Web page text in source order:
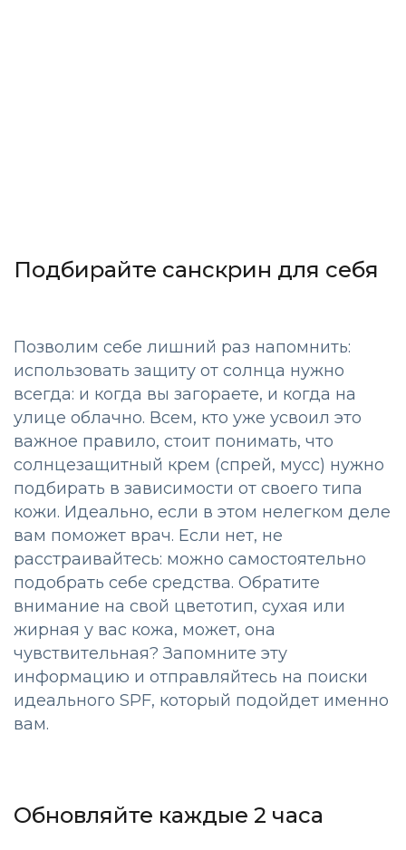
Подбирайте санскрин для себя
Позволим себе лишний раз напомнить:
использовать защиту от солнца нужно
всегда: и когда вы загораете, и когда на
улице облачно. Всем, кто уже усвоил это
важное правило, стоит понимать, что
солнцезащитный крем (спрей, мусс) нужно
подбирать в зависимости от своего типа
кожи. Идеально, если в этом нелегком деле
вам поможет врач. Если нет, не
расстраивайтесь: можно самостоятельно
подобрать себе средства. Обратите
внимание на свой цветотип, сухая или
жирная у вас кожа, может, она
чувствительная? Запомните эту
информацию и отправляйтесь на поиски
идеального SPF, который подойдет именно
вам.
Обновляйте каждые 2 часа